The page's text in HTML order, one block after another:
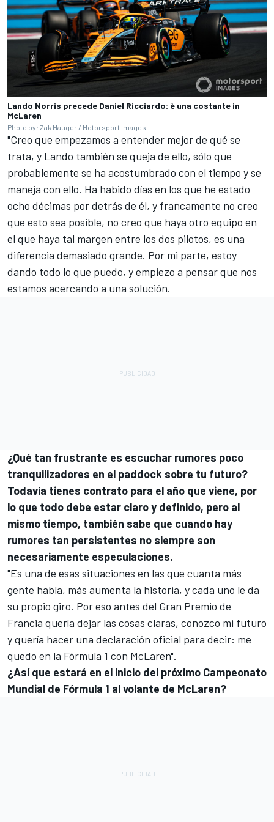
Lando Norris precede Daniel Ricciardo: è una costante in
McLaren
Photo by: Zak Mauger / Motorsport Images
"Creo que empezamos a entender mejor de qué se
trata, y Lando también se queja de ello, sólo que
probablemente se ha acostumbrado con el tiempo y se
maneja con ello. Ha habido días en los que he estado
ocho décimas por detrás de él, y francamente no creo
que esto sea posible, no creo que haya otro equipo en
el que haya tal margen entre los dos pilotos, es una
diferencia demasiado grande. Por mi parte, estoy
dando todo lo que puedo, y empiezo a pensar que nos
estamos acercando a una solución.
¿Qué tan frustrante es escuchar rumores poco
tranquilizadores en el paddock sobre tu futuro?
Todavía tienes contrato para el año que viene, por
lo que todo debe estar claro y definido, pero al
mismo tiempo, también sabe que cuando hay
rumores tan persistentes no siempre son
necesariamente especulaciones.
"Es una de esas situaciones en las que cuanta más
gente habla, más aumenta la historia, y cada uno le da
su propio giro. Por eso antes del Gran Premio de
Francia quería dejar las cosas claras, conozco mi futuro
y quería hacer una declaración oficial para decir: me
quedo en la Fórmula 1 con McLaren".
¿Así que estará en el inicio del próximo Campeonato
Mundial de Fórmula 1 al volante de McLaren?